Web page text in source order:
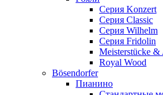
Серия Konzert
Серия Classic
Серия Wilhelm
Серия Fridolin
Meisterstücke
Royal Wood
Bösendorfer
Пианино